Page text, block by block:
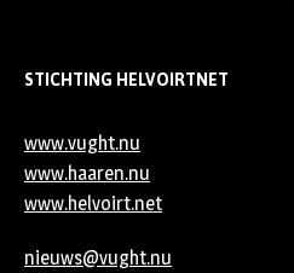
STICHTING HELVOIRTNET
www.vught.nu
www.haaren.nu
www.helvoirt.net
nieuws@vught.nu